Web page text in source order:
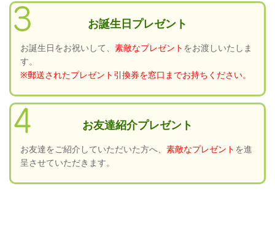
お誕生日プレゼント
お誕生日をお祝いして、 素敵なプレゼント をお渡しいたしま
す。
※郵送されたプレゼント引換券を窓口までお持ちください。
お友達紹介プレゼント
お友達をご紹介していただいた方へ、 素敵なプレゼント を進
呈させていただきます。